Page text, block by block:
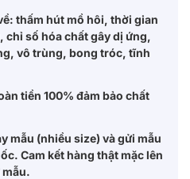
thấm hút mồ hôi, thời gian
chỉ số hóa chất gây dị ứng,
vô trùng, bong tróc, tĩnh
tiền 100% đảm bảo chất
mẫu (nhiều size) và gửi mẫu
Cam kết hàng thật mặc lên